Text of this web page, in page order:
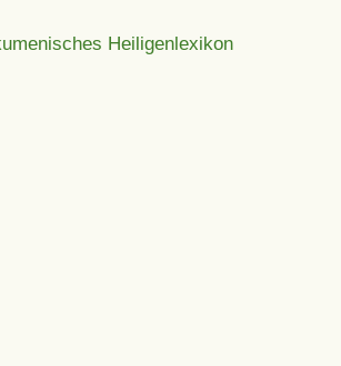
Heiligenlexikon